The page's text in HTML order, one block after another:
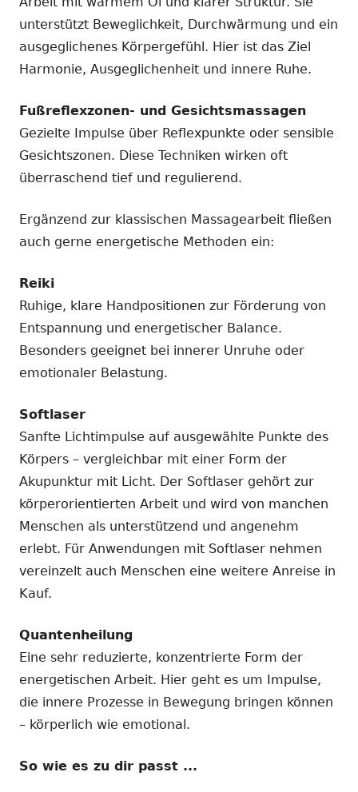
unterstützt Beweglichkeit, Durchwärmung und ein
ausgeglichenes Körpergefühl. Hier ist das Ziel
Harmonie, Ausgeglichenheit und innere Ruhe.
Fußreflexzonen- und Gesichtsmassagen
Gezielte Impulse über Reflexpunkte oder sensible
Gesichtszonen. Diese Techniken wirken oft
überraschend tief und regulierend.
Ergänzend zur klassischen Massagearbeit fließen
auch gerne energetische Methoden ein:
Reiki
Ruhige, klare Handpositionen zur Förderung von
Entspannung und energetischer Balance.
Besonders geeignet bei innerer Unruhe oder
emotionaler Belastung.
Softlaser
Sanfte Lichtimpulse auf ausgewählte Punkte des
Körpers – vergleichbar mit einer Form der
Akupunktur mit Licht. Der Softlaser gehört zur
körperorientierten Arbeit und wird von manchen
Menschen als unterstützend und angenehm
erlebt. Für Anwendungen mit Softlaser nehmen
vereinzelt auch Menschen eine weitere Anreise in
Kauf.
Quantenheilung
Eine sehr reduzierte, konzentrierte Form der
energetischen Arbeit. Hier geht es um Impulse,
die innere Prozesse in Bewegung bringen können
– körperlich wie emotional.
So wie es zu dir passt ...